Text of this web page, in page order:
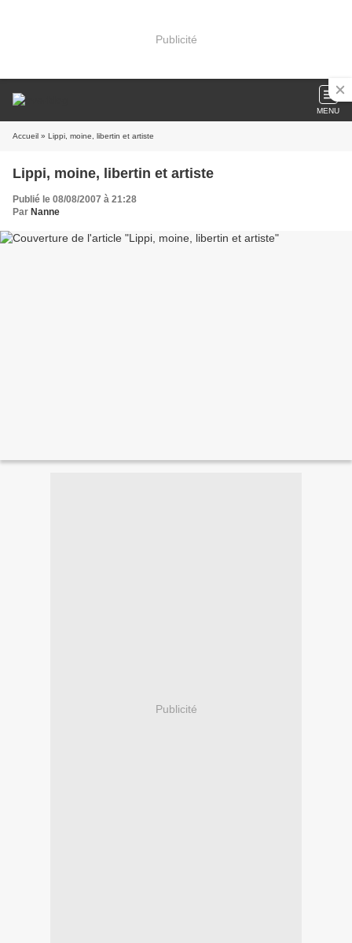
Publicité
MENU
Accueil » Lippi, moine, libertin et artiste
Lippi, moine, libertin et artiste
Publié le 08/08/2007 à 21:28
Par Nanne
Publicité